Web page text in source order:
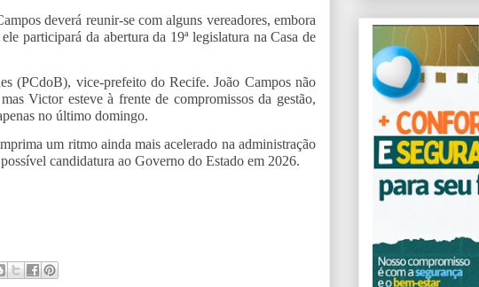
deverá reunir-se com alguns vereadores, embora
participará da abertura da 19ª legislatura na Casa de
(PCdoB), vice-prefeito do Recife. João Campos não
Victor esteve à frente de compromissos da gestão,
no último domingo.
um ritmo ainda mais acelerado na administração
candidatura ao Governo do Estado em 2026.